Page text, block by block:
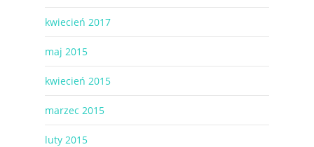
kwiecień 2017
maj 2015
kwiecień 2015
marzec 2015
luty 2015